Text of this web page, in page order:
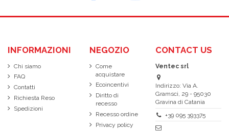
INFORMAZIONI
Chi siamo
FAQ
Contatti
Richiesta Reso
Spedizioni
NEGOZIO
Come
acquistare
Ecoincentivi
Diritto di
recesso
Recesso ordine
Privacy policy
CONTACT US
Ventec srl
Indirizzo: Via A.
Gramsci, 29 - 95030
Gravina di Catania
+39 095 393375